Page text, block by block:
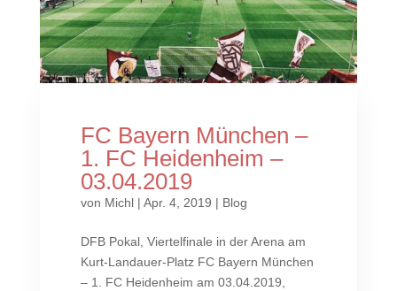
FC Bayern München –
1. FC Heidenheim –
03.04.2019
von Michl| Apr. 4, 2019 | Blog
DFB Pokal, Viertelfinale in der Arena am
Kurt-Landauer-Platz FC Bayern München
– 1. FC Heidenheim am 03.04.2019,